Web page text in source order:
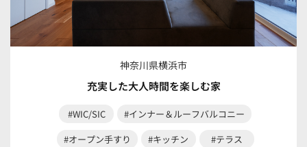
神奈川県横浜市
充実した大人時間を楽しむ家
#WIC/SIC
#インナー＆ルーフバルコニー
#オープン手すり
#キッチン
#テラス